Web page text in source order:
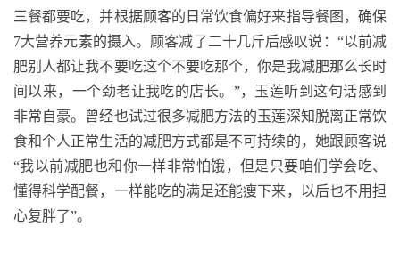
三餐都要吃，并根据顾客的日常饮食偏好来指导餐图，确保
7大营养元素的摄入。顾客减了二十几斤后感叹说：“以前减
肥别人都让我不要吃这个不要吃那个，你是我减肥那么长时
间以来，一个劲老让我吃的店长。”，玉莲听到这句话感到
非常自豪。曾经也试过很多减肥方法的玉莲深知脱离正常饮
食和个人正常生活的减肥方式都是不可持续的，她跟顾客说
“我以前减肥也和你一样非常怕饿，但是只要咱们学会吃、
懂得科学配餐，一样能吃的满足还能瘦下来，以后也不用担
心复胖了”。